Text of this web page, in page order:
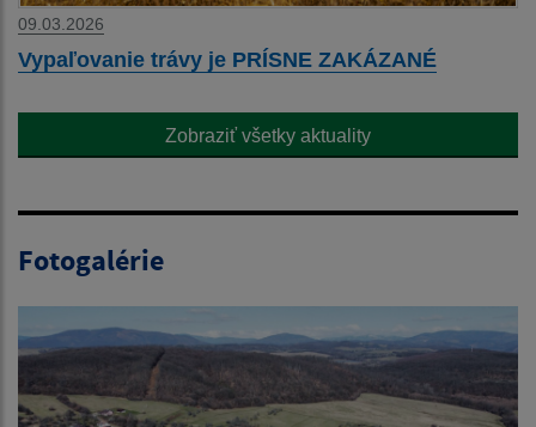
09.03.2026
Vypaľovanie trávy je PRÍSNE ZAKÁZANÉ
Zobraziť všetky aktuality
Fotogalérie